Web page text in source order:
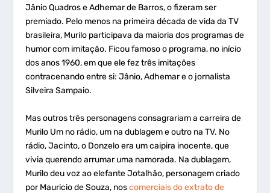
Jânio Quadros e Adhemar de Barros, o fizeram ser
premiado. Pelo menos na primeira década de vida da TV
brasileira, Murilo participava da maioria dos programas de
humor com imitação. Ficou famoso o programa, no início
dos anos 1960, em que ele fez três imitações
contracenando entre si: Jânio, Adhemar e o jornalista
Silveira Sampaio.
Mas outros três personagens consagrariam a carreira de
Murilo Um no rádio, um na dublagem e outro na TV. No
rádio, Jacinto, o Donzelo era um caipira inocente, que
vivia querendo arrumar uma namorada. Na dublagem,
Murilo deu voz ao elefante Jotalhão, personagem criado
por Mauricio de Souza, noscomerciais do extrato de